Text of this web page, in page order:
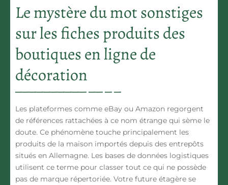
Le mystère du mot sonstiges
sur les fiches produits des
boutiques en ligne de
décoration
Les plateformes comme eBay ou Amazon regorgent
de références rattachées à ce nom étrange qui sème le
doute. Ce phénomène touche principalement les
produits de la maison importés depuis des entrepôts
situés en Allemagne. Les bases de données logistiques
utilisent ce terme pour classer tout ce qui ne possède
pas de marque répertoriée. Votre future étagère se